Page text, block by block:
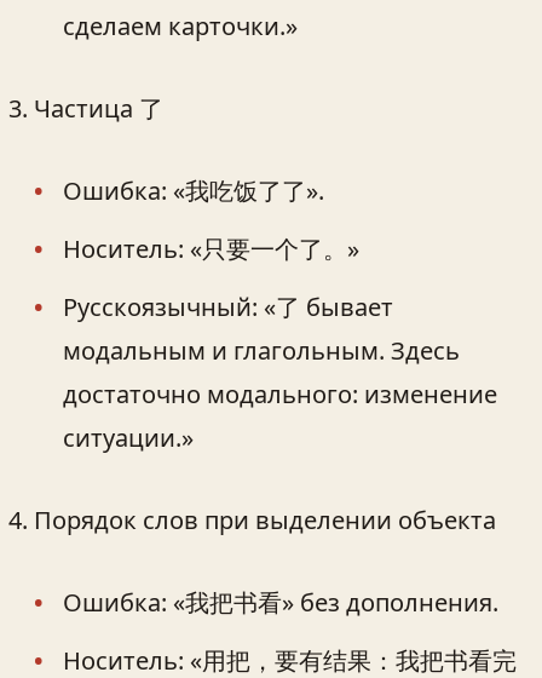
сделаем карточки.»
Частица 了
Ошибка: «我吃饭了了».
Носитель: «只要一个了。»
Русскоязычный: «了 бывает
модальным и глагольным. Здесь
достаточно модального: изменение
ситуации.»
Порядок слов при выделении объекта
Ошибка: «我把书看» без дополнения.
Носитель: «用把，要有结果：我把书看完